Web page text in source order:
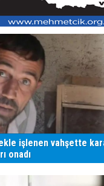
işlenen vahşette
onadı